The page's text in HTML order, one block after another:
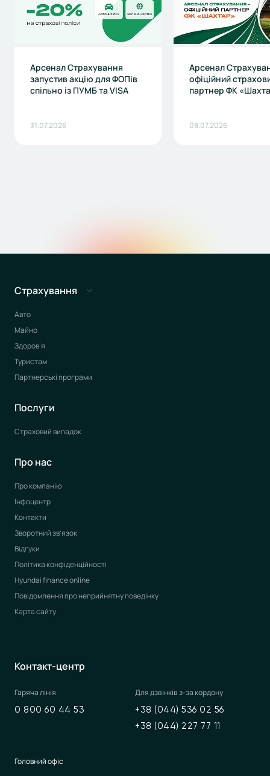
Арсенал Страхування
запустив акцію для ФОПів
спільно із ПУМБ та VISA
31.07.2026
Арсенал
офіційний
партнер ФК
08.07.2026
Страхування
Авто
Майно
Здоров’я
Туристам
Партнерські програми
Послуги
Страховий випадок
Про нас
Про компанію
Інфоцентр
Контакти
Зворотний зв’язок
Відгуки
Політика конфіденційності
Hyundai finance online
Повідомлення про неприйнятну поведінку
Карта сайту
Контакт-центр
Гаряча лінія
0 800 60 44 53
Для дзвінків з-за кордону
+38 (044) 536 02 56
+38 (044) 227 77 11
Головний офіс